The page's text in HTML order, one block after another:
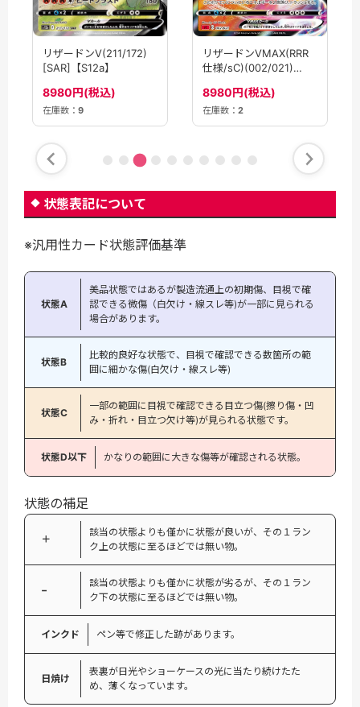
リザードンV(211/172)
[SAR]【S12a】
8980円(税込)
在庫数： 9
リザードンVMAX(RRR
仕様/sC)(002/021)
8980円(税込)
在庫数： 2
状態表記について
※汎用性カード状態評価基準
状態A
美品状態ではあるが製造流通上の初期傷、目視で確
認できる微傷（白欠け・線スレ等)が一部に見られる
場合があります。
状態B
比較的良好な状態で、目視で確認できる数箇所の範
囲に細かな傷(白欠け・線スレ等)
状態C
一部の範囲に目視で確認できる目立つ傷(擦り傷・凹
み・折れ・目立つ欠け等)が見られる状態です。
状態D以下 かなりの範囲に大きな傷等が確認される状態。
状態の補足
＋
該当の状態よりも僅かに状態が良いが、その１ラン
ク上の状態に至るほどでは無い物。
−
該当の状態よりも僅かに状態が劣るが、その１ラン
ク下の状態に至るほどでは無い物。
インクド ペン等で修正した跡があります。
日焼け
表裏が日光やショーケースの光に当たり続けたた
め、薄くなっています。